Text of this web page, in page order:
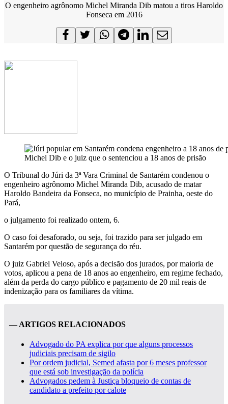
O engenheiro agrônomo Michel Miranda Dib matou a tiros Haroldo
Fonseca em 2016
Michel Dib e o juiz que o sentenciou a 18 anos de prisão
O Tribunal do Júri da 3ª Vara Criminal de Santarém condenou o
engenheiro agrônomo Michel Miranda Dib, acusado de matar
Haroldo Bandeira da Fonseca, no município de Prainha, oeste do
Pará,
o julgamento foi realizado ontem, 6.
O caso foi desaforado, ou seja, foi trazido para ser julgado em
Santarém por questão de segurança do réu.
O juiz Gabriel Veloso, após a decisão dos jurados, por maioria de
votos, aplicou a pena de 18 anos ao engenheiro, em regime fechado,
além da perda do cargo público e pagamento de 20 mil reais de
indenização para os familiares da vítima.
— ARTIGOS RELACIONADOS
Advogado do PA explica por que alguns processos
judiciais precisam de sigilo
Por ordem judicial, Semed afasta por 6 meses professor
que está sob investigação da polícia
Advogados pedem à Justiça bloqueio de contas de
candidato a prefeito por calote